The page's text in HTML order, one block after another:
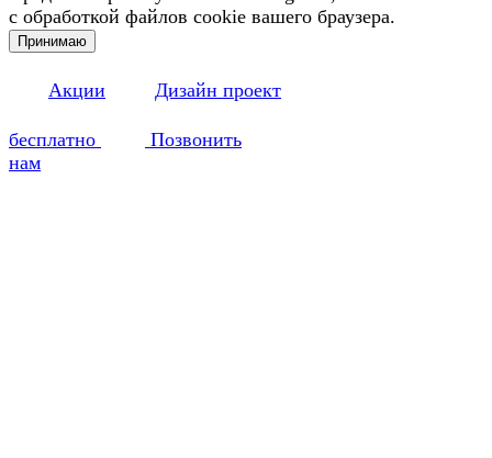
с обработкой файлов cookie вашего браузера.
Принимаю
Акции Дизайн проект
бесплатно
Позвонить
нам